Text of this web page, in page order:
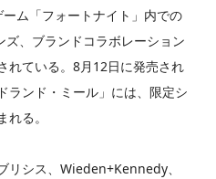
ム「フォートナイト」内での
、ブランドコラボレーション
れている。8月12日に発売され
ランド・ミール」には、限定シ
る。
リシス、Wieden+Kennedy、